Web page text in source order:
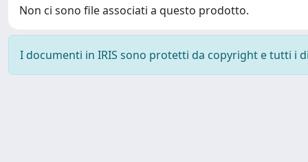
Non ci sono file associati a questo prodotto.
I documenti in IRIS sono protetti da copyright e tutti i